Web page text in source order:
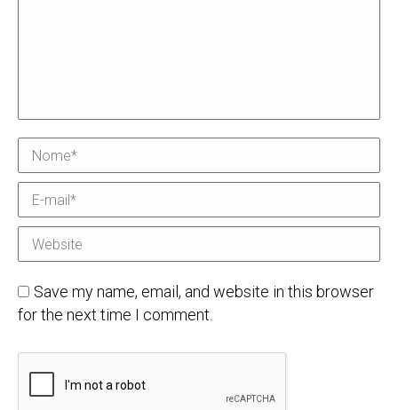
Nome *
E-mail *
Website
Save my name, email, and website in this browser
for the next time I comment.